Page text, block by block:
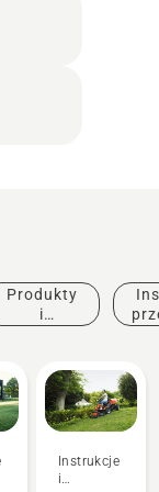
Produkty
i
Instrukcje
i